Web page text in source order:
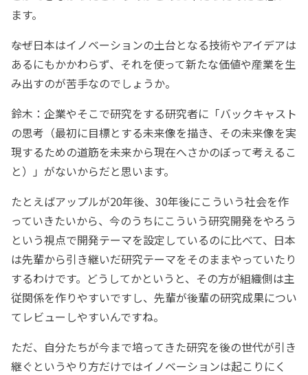
ます。
――なぜ日本はイノベーションの土台となる技術やアイデアは
あるにもかかわらず、それを使って新たな価値や産業を生
み出すのが苦手なのでしょうか。
鈴木：企業やそこで研究をする研究者に「バックキャスト
の思考（最初に目標とする未来像を描き、その未来像を実
現するための道筋を未来から現在へさかのぼって考えるこ
と）」がないからだと思います。
たとえばアップルが20年後、30年後にこういう社会を作
っていきたいから、今のうちにこういう研究開発をやろう
という視点で開発テーマを設定しているのに比べて、日本
は先輩から引き継いだ研究テーマをそのままやっていたり
するわけです。どうしてかというと、その方が組織側は主
従関係を作りやすいですし、先輩が後輩の研究成果につい
てレビューしやすいんですね。
ただ、自分たちが今まで培ってきた研究を後の世代が引き
継ぐというやり方だけではイノベーションは起こりにく